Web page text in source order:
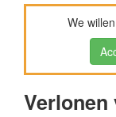
We
Verlonen